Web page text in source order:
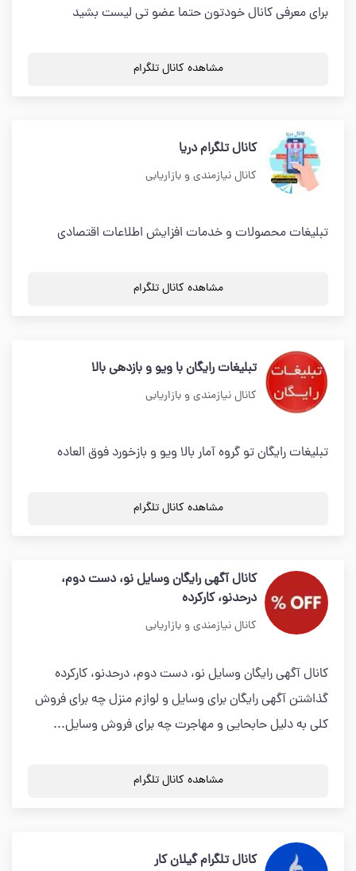
برای معرفی کانال خودتون حتما عضو تی لیست بشید
مشاهده کانال تلگرام
کانال تلگرام دریا
کانال نیازمندی و بازاریابی
تبلیغات محصولات و خدمات افزایش اطلاعات اقتصادی
مشاهده کانال تلگرام
تبلیغات رایگان با ویو و بازدهی بالا
کانال نیازمندی و بازاریابی
تبلیغات رایگان تو گروه آمار بالا ویو و بازخورد فوق العاده
مشاهده کانال تلگرام
کانال آگهی رایگان وسایل نو، دست دوم،
درحدنو، کارکرده
کانال نیازمندی و بازاریابی
کانال آگهی رایگان وسایل نو، دست دوم، درحدنو، کارکرده
گذاشتن آگهی رایگان برای وسایل و لوازم منزل چه برای فروش
کلی به دلیل حابحایی و مهاجرت چه برای فروش وسایل...
مشاهده کانال تلگرام
کانال تلگرام گیلان کار